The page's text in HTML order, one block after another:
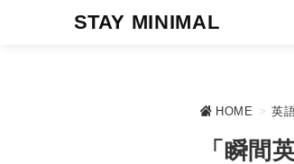
STAY MINIMAL
HOME > 英
「瞬間